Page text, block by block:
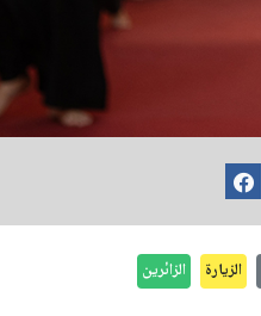
الزيارة الزائرين